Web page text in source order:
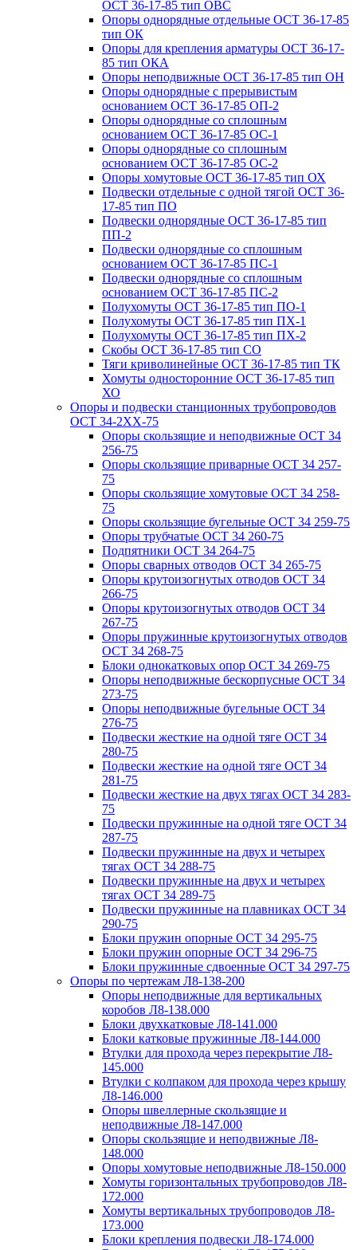
ОСТ 36-17-85 тип ОВС
Опоры однорядные отдельные ОСТ 36-17-85
тип ОК
Опоры для крепления арматуры ОСТ 36-17-
85 тип ОКА
Опоры неподвижные ОСТ 36-17-85 тип ОН
Опоры однорядные с прерывистым
основанием ОСТ 36-17-85 ОП-2
Опоры однорядные со сплошным
основанием ОСТ 36-17-85 ОС-1
Опоры однорядные со сплошным
основанием ОСТ 36-17-85 ОС-2
Опоры хомутовые ОСТ 36-17-85 тип ОХ
Подвески отдельные с одной тягой ОСТ 36-
17-85 тип ПО
Подвески однорядные ОСТ 36-17-85 тип
ПП-2
Подвески однорядные со сплошным
основанием ОСТ 36-17-85 ПС-1
Подвески однорядные со сплошным
основанием ОСТ 36-17-85 ПС-2
Полухомуты ОСТ 36-17-85 тип ПО-1
Полухомуты ОСТ 36-17-85 тип ПХ-1
Полухомуты ОСТ 36-17-85 тип ПХ-2
Скобы ОСТ 36-17-85 тип СО
Тяги криволинейные ОСТ 36-17-85 тип ТК
Хомуты односторонние ОСТ 36-17-85 тип
ХО
Опоры и подвески станционных трубопроводов
ОСТ 34-2XX-75
Опоры скользящие и неподвижные ОСТ 34
256-75
Опоры скользящие приварные ОСТ 34 257-
75
Опоры скользящие хомутовые ОСТ 34 258-
75
Опоры скользящие бугельные ОСТ 34 259-75
Опоры трубчатые ОСТ 34 260-75
Подпятники ОСТ 34 264-75
Опоры сварных отводов ОСТ 34 265-75
Опоры крутоизогнутых отводов ОСТ 34
266-75
Опоры крутоизогнутых отводов ОСТ 34
267-75
Опоры пружинные крутоизогнутых отводов
ОСТ 34 268-75
Блоки однокатковых опор ОСТ 34 269-75
Опоры неподвижные бескорпусные ОСТ 34
273-75
Опоры неподвижные бугельные ОСТ 34
276-75
Подвески жесткие на одной тяге ОСТ 34
280-75
Подвески жесткие на одной тяге ОСТ 34
281-75
Подвески жесткие на двух тягах ОСТ 34 283-
75
Подвески пружинные на одной тяге ОСТ 34
287-75
Подвески пружинные на двух и четырех
тягах ОСТ 34 288-75
Подвески пружинные на двух и четырех
тягах ОСТ 34 289-75
Подвески пружинные на плавниках ОСТ 34
290-75
Блоки пружин опорные ОСТ 34 295-75
Блоки пружин опорные ОСТ 34 296-75
Блоки пружинные сдвоенные ОСТ 34 297-75
Опоры по чертежам Л8-138-200
Опоры неподвижные для вертикальных
коробов Л8-138.000
Блоки двухкатковые Л8-141.000
Блоки катковые пружинные Л8-144.000
Втулки для прохода через перекрытие Л8-
145.000
Втулки с колпаком для прохода через крышу
Л8-146.000
Опоры швеллерные скользящие и
неподвижные Л8-147.000
Опоры скользящие и неподвижные Л8-
148.000
Опоры хомутовые неподвижные Л8-150.000
Хомуты горизонтальных трубопроводов Л8-
172.000
Хомуты вертикальных трубопроводов Л8-
173.000
Блоки крепления подвески Л8-174.000